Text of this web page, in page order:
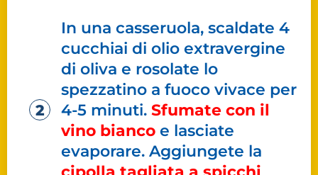
In una casseruola, scaldate 4
cucchiai di olio extravergine
di oliva e rosolate lo
spezzatino a fuoco vivace per
4-5 minuti. Sfumate con il
vino bianco e lasciate
evaporare. Aggiungete la